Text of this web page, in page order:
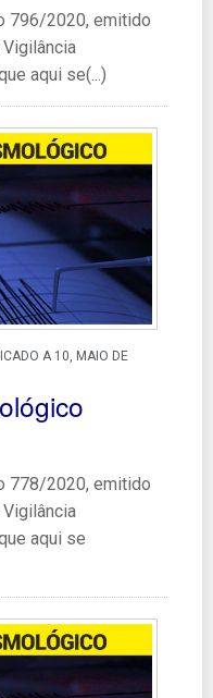
796/2020, emitido
aqui se(...)
A 10, MAIO DE
778/2020, emitido
aqui se